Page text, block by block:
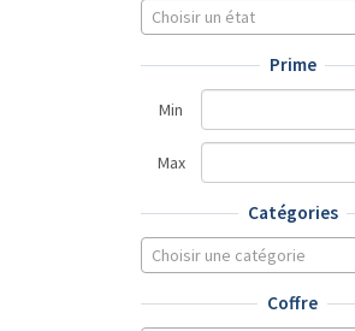
Choisir un état
Prime
Min
Max
Catégories
Choisir une catégorie
Coffre